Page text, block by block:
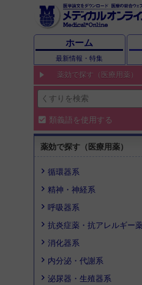
ホーム
最新情報・特集
薬効で探す（医療用薬）
類義語を使用する
薬効で探す（医療用薬）
循環器系
精神・神経系
呼吸器系
抗炎症薬・抗アレルギー薬
消化器系
内分泌・代謝系
泌尿器・生殖器系